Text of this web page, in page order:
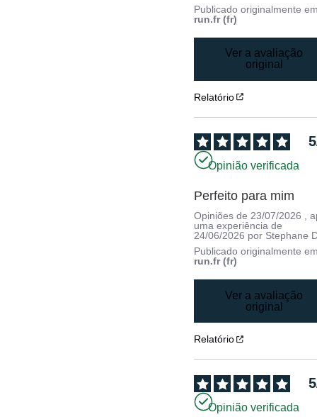
Publicado originalmente
run.fr (fr)
Ver a avaliação
original
Relatório
5
Opinião verificada
Perfeito para mim
Opiniões de 23/07/2026
,
uma experiência de
24/06/2026 por Stephane
Publicado originalmente
run.fr (fr)
Ver a avaliação
original
Relatório
5
Opinião verificada